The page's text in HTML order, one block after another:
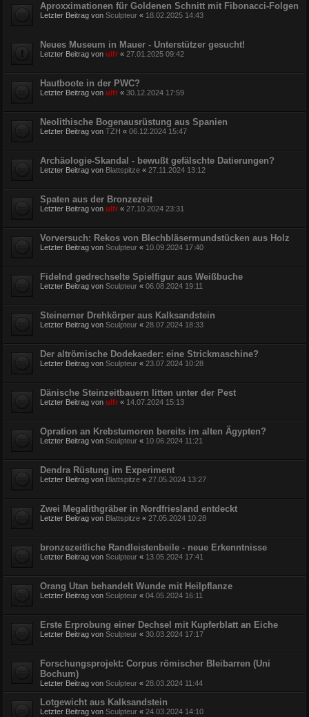
Aproxximationen für Goldenen Schnitt mit Fibonacci-Folgen
Letzter Beitrag von Sculpteur « 18.02.2025 14:43
Neues Museum in Mauer - Unterstützer gesucht!
Letzter Beitrag von ulfr « 27.01.2025 09:42
Hautboote in der PWC?
Letzter Beitrag von ulfr « 30.12.2024 17:59
Neolithische Bogenausrüstung aus Spanien
Letzter Beitrag von TZH « 06.12.2024 15:47
Archäologie-Skandal - bewußt gefälschte Datierungen?
Letzter Beitrag von Blattspitze « 27.11.2024 13:12
Spaten aus der Bronzezeit
Letzter Beitrag von ulfr « 27.10.2024 23:31
Vorversuch: Rekos von Blechbläsermundstücken aus Holz
Letzter Beitrag von Sculpteur « 10.09.2024 17:40
Fidelnd gedrechselte Spielfigur aus Weißbuche
Letzter Beitrag von Sculpteur « 06.08.2024 19:11
Steinerner Drehkörper aus Kalksandstein
Letzter Beitrag von Sculpteur « 28.07.2024 18:33
Der altrömische Dodekaeder: eine Strickmaschine?
Letzter Beitrag von Sculpteur « 23.07.2024 10:28
Dänische Steinzeitbauern litten unter der Pest
Letzter Beitrag von ulfr « 14.07.2024 15:13
Opration an Krebstumoren bereits im alten Ägypten?
Letzter Beitrag von Sculpteur « 10.06.2024 11:21
Dendra Rüstung im Experiment
Letzter Beitrag von Blattspitze « 27.05.2024 13:27
Zwei Megalithgräber in Nordfriesland entdeckt
Letzter Beitrag von Blattspitze « 27.05.2024 10:28
bronzezeitliche Randleistenbeile - neue Erkenntnisse
Letzter Beitrag von Sculpteur « 13.05.2024 17:41
Orang Utan behandelt Wunde mit Heilpflanze
Letzter Beitrag von Sculpteur « 04.05.2024 16:11
Erste Erprobung einer Dechsel mit Kupferblatt an Eiche
Letzter Beitrag von Sculpteur « 30.03.2024 17:17
Forschungsprojekt: Corpus römischer Bleibarren (Uni
Bochum)
Letzter Beitrag von Sculpteur « 28.03.2024 11:44
Lotgewicht aus Kalksandstein
Letzter Beitrag von Sculpteur « 24.03.2024 14:10